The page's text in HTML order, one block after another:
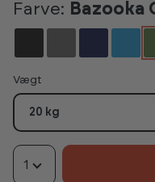
Farve: Bazooka
Vælg
Vægt
20 kg
1